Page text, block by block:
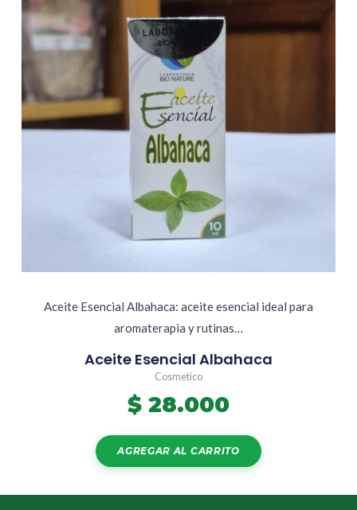
Aceite Esencial Albahaca: aceite esencial ideal para
aromaterapia y rutinas…
Aceite Esencial Albahaca
Cosmetico
$ 28.000
AGREGAR AL CARRITO